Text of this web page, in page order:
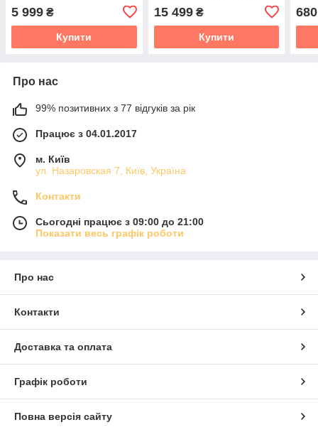
5 999 ₴
Купити
15 499₴
Купити
680
Про нас
99% позитивних з 77 відгуків за рік
Працює з 04.01.2017
м. Київ
ул. Назаровская 7, Київ, Україна
Контакти
Сьогодні працює з 09:00 до 21:00
Показати весь графік роботи
Про нас
Контакти
Доставка та оплата
Графік роботи
Повна версія сайту